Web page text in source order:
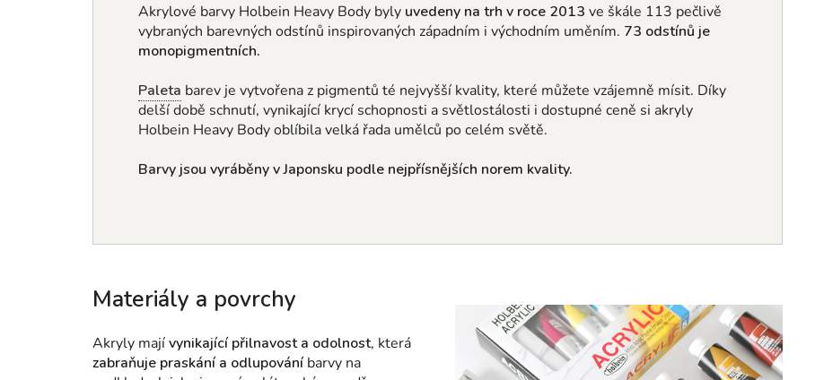
Akrylové barvy Holbein Heavy Body byly uvedeny na trh v roce 2013 ve škále 113 pečlivě
vybraných barevných odstínů inspirovaných západním i východním uměním. 73 odstínů je
monopigmentních.
Paleta barev je vytvořena z pigmentů té nejvyšší kvality, které můžete vzájemně mísit. Díky
delší době schnutí, vynikající krycí schopnosti a světlostálosti i dostupné ceně si akryly
Holbein Heavy Body oblíbila velká řada umělců po celém světě.
Barvy jsou vyráběny v Japonsku podle nejpřísnějších norem kvality.
Materiály a povrchy
Akryly majívynikající přilnavost a odolnost, která
zabraňuje praskání a odlupováníbarvy na